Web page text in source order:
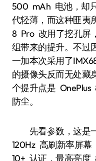
500 mAh 电池，却
代轻薄，而这种匪夷
8 Pro 改用了挖孔屏
组带来的提升。不过
一加本次采用了
的摄像头反而无处藏
个提升点是
防尘。
先看参数，这是
120Hz 高刷新率屏
10+ 认证，最高亮度